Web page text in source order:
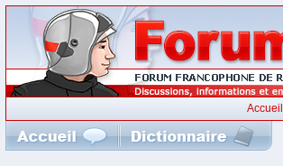
Accueil